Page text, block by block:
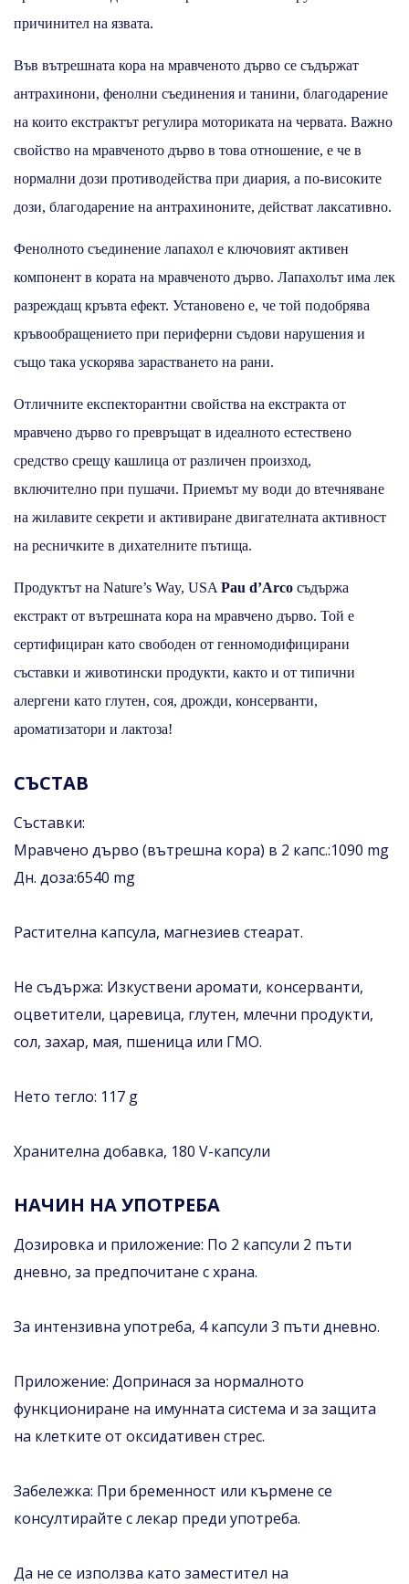
причинител на язвата.
Във вътрешната кора на мравченото дърво се съдържат
антрахинони, фенолни съединения и танини, благодарение
на които екстрактът регулира моториката на червата. Важно
свойство на мравченото дърво в това отношение, е че в
нормални дози противодейства при диария, а по-високите
дози, благодарение на антрахиноните, действат лаксативно.
Фенолното съединение лапахол е ключовият активен
компонент в кората на мравченото дърво. Лапахолът има лек
разреждащ кръвта ефект. Установено е, че той подобрява
кръвообращението при периферни съдови нарушения и
също така ускорява зарастването на рани.
Отличните експекторантни свойства на екстракта от
мравчено дърво го превръщат в идеалното естествено
средство срещу кашлица от различен произход,
включително при пушачи. Приемът му води до втечняване
на жилавите секрети и активиране двигателната активност
на ресничките в дихателните пътища.
Продуктът на Nature’s Way, USA Pau d’Arco съдържа
екстракт от вътрешната кора на мравчено дърво. Той е
сертифициран като свободен от генномодифицирани
съставки и животински продукти, както и от типични
алергени като глутен, соя, дрожди, консерванти,
ароматизатори и лактоза!
СЪСТАВ
Съставки:
Мравчено дърво (вътрешна кора) в 2 капс.:1090 mg
Дн. доза:6540 mg
Растителна капсула, магнезиев стеарат.
Не съдържа: Изкуствени аромати, консерванти,
оцветители, царевица, глутен, млечни продукти,
сол, захар, мая, пшеница или ГМО.
Нето тегло: 117 g
Хранителна добавка, 180 V-капсули
НАЧИН НА УПОТРЕБА
Дозировка и приложение: По 2 капсули 2 пъти
дневно, за предпочитане с храна.
За интензивна употреба, 4 капсули 3 пъти дневно.
Приложение: Допринася за нормалното
функциониране на имунната система и за защита
на клетките от оксидативен стрес.
Забележка: При бременност или кърмене се
консултирайте с лекар преди употреба.
Да не се използва като заместител на